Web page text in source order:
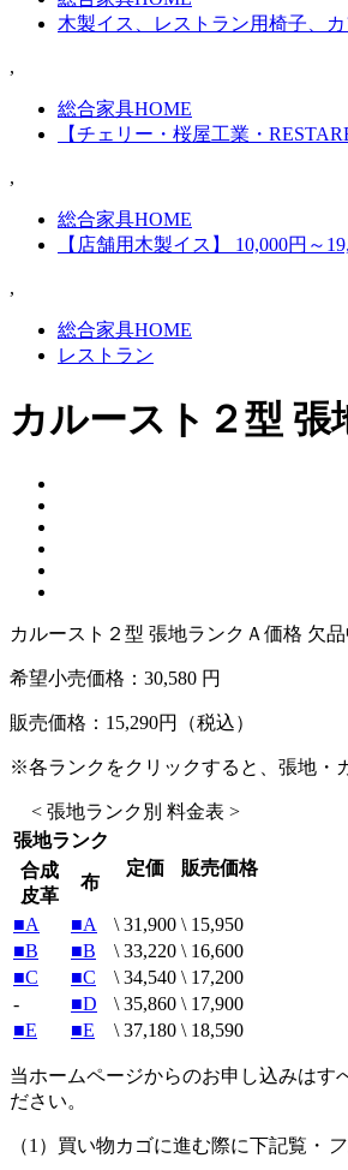
木製イス、レストラン用椅子、
,
総合家具HOME
【チェリー・桜屋工業・
,
総合家具HOME
【店舗用木製イス】 10,000円～
,
総合家具HOME
レストラン
カルースト２型
カルースト２型 張地ランクＡ価格 欠
希望小売価格： 30,580 円
販売価格： 15,290円（税込）
※各ランクをクリックすると、張地・
< 張地ランク別 料金表 >
張地ランク
定価
販売価格
合成
皮革
布
■A ■A \ 31,900 \ 15,950
■B
■B \ 33,220 \ 16,600
■C
■C \ 34,540 \ 17,200
-
■D \ 35,860 \ 17,900
■E
■E \ 37,180 \ 18,590
当ホームページからのお申し込みはす
ださい。
（1）買い物カゴに進む際に下記覧・